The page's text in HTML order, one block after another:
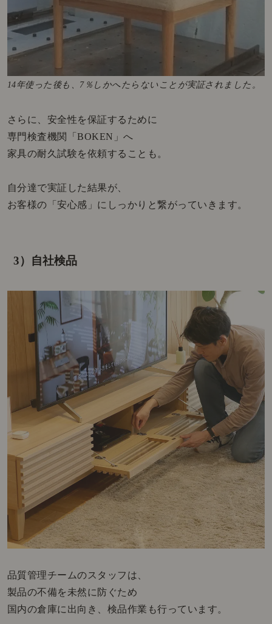
14年使った後も、7％しかへたらないことが実証されました。
さらに、安全性を保証するために
専門検査機関「BOKEN」へ
家具の耐久試験を依頼することも。
自分達で実証した結果が、
お客様の「安心感」にしっかりと繋がっていきます。
3）自社検品
品質管理チームのスタッフは、
製品の不備を未然に防ぐため
国内の倉庫に出向き、検品作業も行っています。